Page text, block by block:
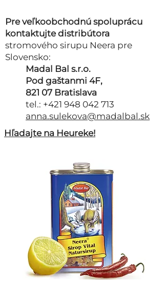
Pre veľkoobchodnú spoluprácu
kontaktujte distribútora
stromového sirupu Neera pre
Slovensko:
Madal Bal s.r.o.
Pod gaštanmi 4F,
821 07 Bratislava
tel.: +421 948 042 713
anna.sulekova@madalbal.sk
Hľadajte na Heureke!